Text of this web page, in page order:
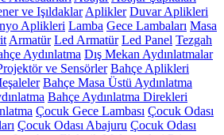
ve Işıldaklar Aplikler Duvar Aplikleri
Aplikleri Lamba Gece Lambaları Masa
Armatür Led Armatür Led Panel Tezgah
Aydınlatma Dış Mekan Aydınlatmalar
ve Sensörler Bahçe Aplikleri
Bahçe Masa Üstü Aydınlatma
Bahçe Aydınlatma Direkleri
Çocuk Gece Lambası Çocuk Odası
Çocuk Odası Abajuru Çocuk Odası